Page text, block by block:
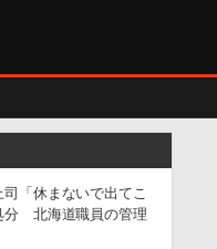
「休まないで出てこ
分 北海道職員の管理